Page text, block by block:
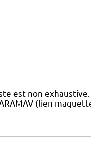
est non
(lien